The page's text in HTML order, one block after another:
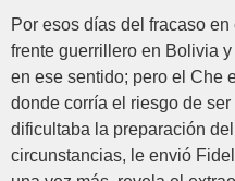
Por esos días del fracaso
frente guerrillero en Bolivia
en ese sentido; pero el Che
donde corría el riesgo de
dificultaba la preparación
circunstancias, le envió